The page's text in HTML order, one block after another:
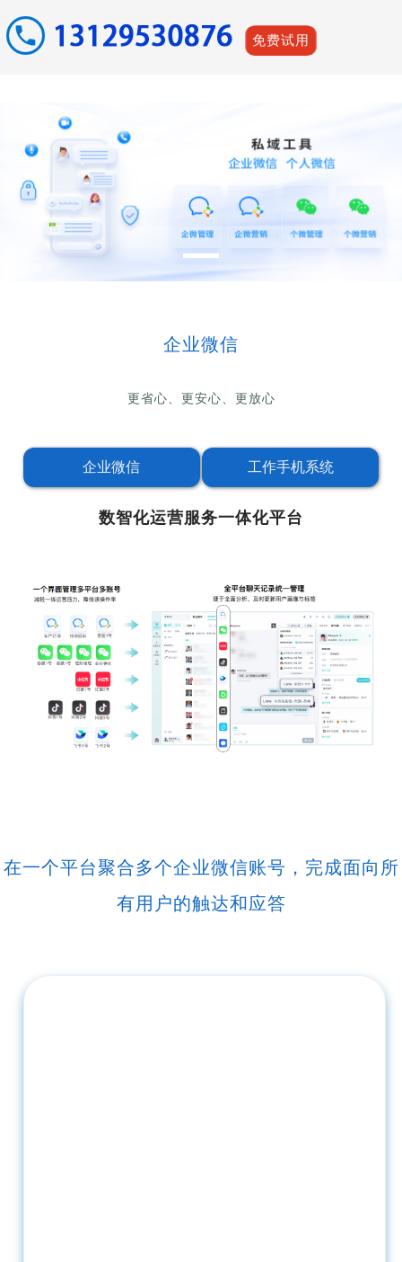
免费试用
企业微信
更省心、更安心、更放心
企业微信 工作手机系统
数智化运营服务一体化平台
在一个平台聚合多个企业微信账号，完成面向所
有用户的触达和应答